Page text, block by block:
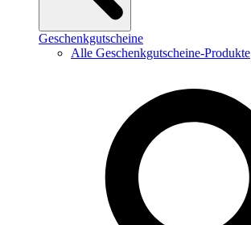
Geschenkgutscheine
Alle Geschenkgutscheine-Produkte